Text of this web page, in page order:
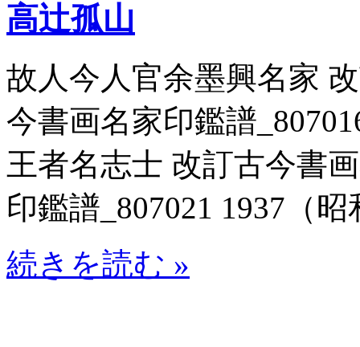
高辻孤山
故人今人官余墨興名家
今書画名家印鑑譜
王者名志士 改訂古今書
印鑑譜_807021 1937（昭
続きを読む »